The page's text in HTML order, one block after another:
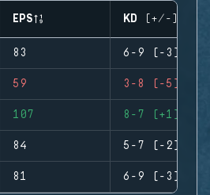
EPS KD (+/-)
83 6-9 (-3)
59 3-8 (-5)
107 8-7 (+1)
84 5-7 (-2)
81 6-9 (-3)